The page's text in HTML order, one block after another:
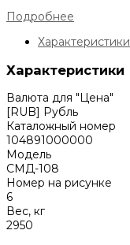
Подробнее
Характеристики
Характеристики
Валюта для "Цена"
[RUB] Рубль
Каталожный номер
104891000000
Модель
СМД-108
Номер на рисунке
6
Вес, кг
2950